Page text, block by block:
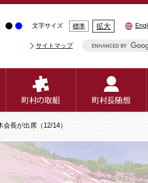
文字サイズ 標準 拡大
サイトマップ
長が出席（12/14）